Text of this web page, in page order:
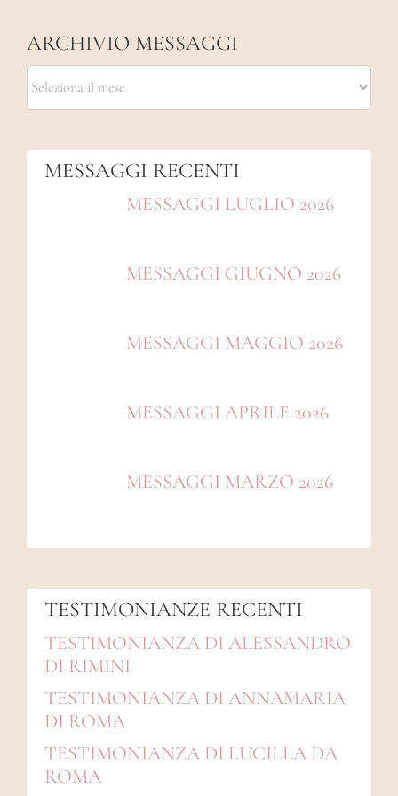
ARCHIVIO MESSAGGI
ARCHIVIO
MESSAGGI
MESSAGGI RECENTI
MESSAGGI LUGLIO 2026
MESSAGGI GIUGNO 2026
MESSAGGI MAGGIO 2026
MESSAGGI APRILE 2026
MESSAGGI MARZO 2026
TESTIMONIANZE RECENTI
TESTIMONIANZA DI ALESSANDRO
DI RIMINI
TESTIMONIANZA DI ANNAMARIA
DI ROMA
TESTIMONIANZA DI LUCILLA DA
ROMA